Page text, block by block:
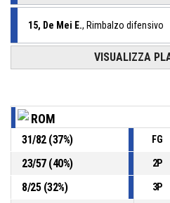
15, De Mei E., Rimbalzo difensivo
00:43
5, Murgia A.,
10,
16, Diagne A.
22, Ciotti F. , Rimbalzo offensivo
VISUALIZZA
ROM
31/82(37%) FG
23/57(40%) 2P
8/25(32%) 3P